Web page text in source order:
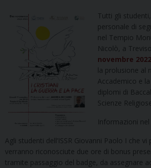
Tutti gli
personale di
nel Tempio
Nicolò, a
novembre
la prolusione al
Accademico e
diplomi di
Scienze
Informazioni
Agli studenti dell’ISSR Giovanni Paolo I che vi
verranno riconosciute due ore di bonus
tramite passaggio del badge, da assegnare